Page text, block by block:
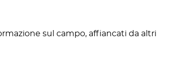
sul campo, affiancati da altri